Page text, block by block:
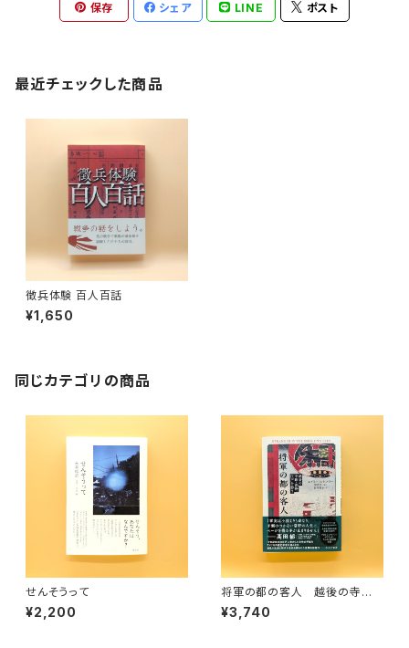
保存 シェア LINE ポスト
最近チェックした商品
徴兵体験 百人百話
¥1,650
同じカテゴリの商品
せんそうって
¥2,200
将軍の都の客人 越後の寺娘・
常野、江戸を訪う
¥3,740